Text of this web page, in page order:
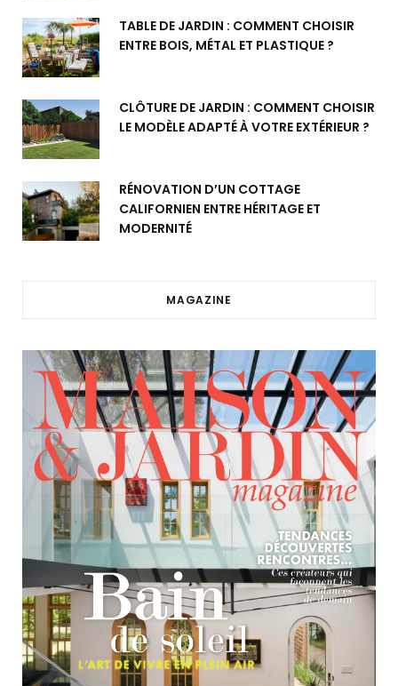
TABLE DE JARDIN : COMMENT CHOISIR
ENTRE BOIS, MÉTAL ET PLASTIQUE ?
CLÔTURE DE JARDIN : COMMENT CHOISIR
LE MODÈLE ADAPTÉ À VOTRE EXTÉRIEUR ?
RÉNOVATION D’UN COTTAGE
CALIFORNIEN ENTRE HÉRITAGE ET
MODERNITÉ
MAGAZINE